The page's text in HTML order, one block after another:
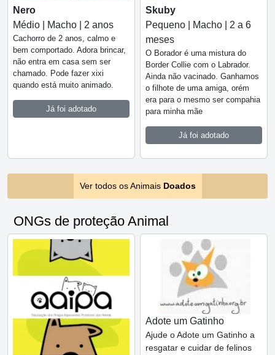
Nero
Médio | Macho | 2 anos
Cachorro de 2 anos, calmo e
bem comportado. Adora brincar,
não entra em casa sem ser
chamado. Pode fazer xixi
quando está muito animado.
Já foi adotado
Skuby
Pequeno | Macho | 2 a 6
meses
O Borador é uma mistura do
Border Collie com o Labrador.
Ainda não vacinado. Ganhamos
o filhote de uma amiga, orém
era para o mesmo ser compahia
para minha mãe
Já foi adotado
Ver todos os Animais Doados
ONGs de proteção Animal
Adote um Gatinho
Ajude o Adote um Gatinho a
resgatar e cuidar de felinos